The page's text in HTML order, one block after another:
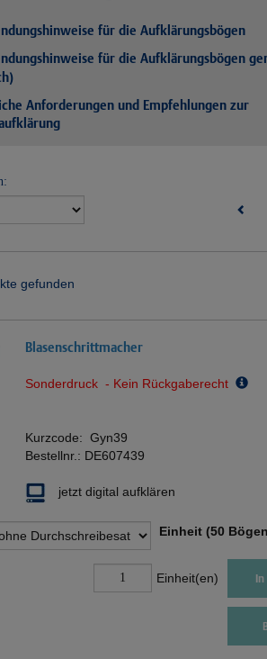
für die Aufklärungsbögen
für die Aufklärungsbögen
Anforderungen und Empfehlungen zur
gefunden
Blasenschrittmacher
Sonderdruck - Kein Rückgaberecht
Kurzcode: Gyn39
Bestellnr.: DE607439
jetzt digital aufklären
Einheit (50
Einheit(en)